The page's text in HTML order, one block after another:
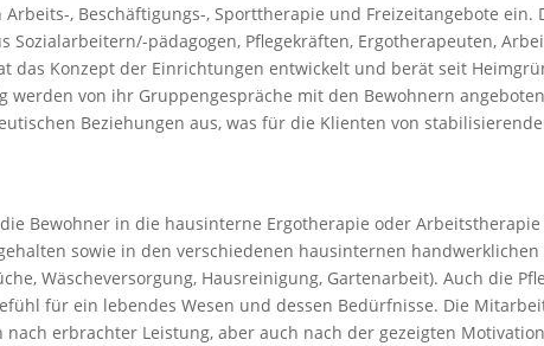
, Beschäftigungs-, Sporttherapie und Freizeitangebote
pädagogen, Pflegekräften, Ergotherapeuten,
das Konzept der Einrichtungen entwickelt und berät seit
werden von ihr Gruppengespräche mit den Bewohnern
Beziehungen aus, was für die Klienten von
Bewohner in die hausinterne Ergotherapie oder
sowie in den verschiedenen hausinternen
Wäscheversorgung, Hausreinigung, Gartenarbeit). Auch die
für ein lebendes Wesen und dessen Bedürfnisse. Die
erbrachter Leistung, aber auch nach der gezeigten